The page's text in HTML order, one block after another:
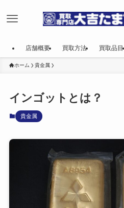
店舗概要 買取方法 買取品目
ホーム 貴金属
インゴットとは？
貴金属